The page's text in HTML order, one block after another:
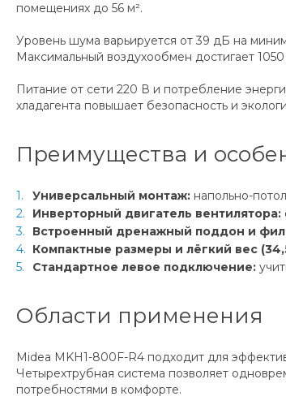
помещениях до 56 м².
Уровень шума варьируется от 39 дБ на
Максимальный воздухообмен достигает
Питание от сети 220 В и потребление
хладагента повышает безопасность и
Преимущества и
Универсальный монтаж: напольно-
Инверторный двигатель вентилятора:
Встроенный дренажный поддон и
Компактные размеры и лёгкий вес
Стандартное левое подключение:
Области применения
Midea MKH1-800F-R4 подходит для
Четырехтрубная система позволяет
потребностями в комфорте.